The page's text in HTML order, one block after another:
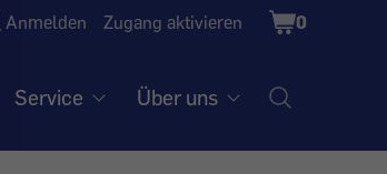
Anmelden Zugang aktivieren
Shopping
Cart
0
Service Über uns